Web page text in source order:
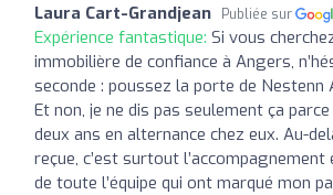
Laura Cart-Grandjean Publiée sur
Expérience fantastique: Si vous
immobilière de confiance à Angers,
seconde : poussez la porte de Nestenn
Et non, je ne dis pas seulement ça parce
deux ans en alternance chez eux. Au-
reçue, c’est surtout l’accompagnement
de toute l’équipe qui ont marqué mon